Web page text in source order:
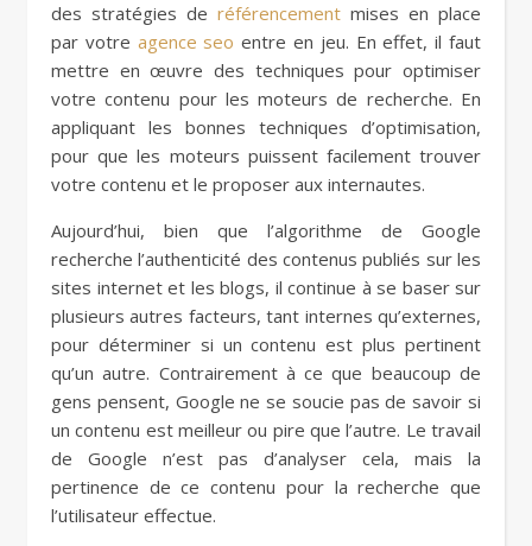
des stratégies de référencement mises en place
par votre agence seo entre en jeu. En effet, il faut
mettre en œuvre des techniques pour optimiser
votre contenu pour les moteurs de recherche. En
appliquant les bonnes techniques d’optimisation,
pour que les moteurs puissent facilement trouver
votre contenu et le proposer aux internautes.
Aujourd’hui, bien que l’algorithme de Google
recherche l’authenticité des contenus publiés sur les
sites internet et les blogs, il continue à se baser sur
plusieurs autres facteurs, tant internes qu’externes,
pour déterminer si un contenu est plus pertinent
qu’un autre. Contrairement à ce que beaucoup de
gens pensent, Google ne se soucie pas de savoir si
un contenu est meilleur ou pire que l’autre. Le travail
de Google n’est pas d’analyser cela, mais la
pertinence de ce contenu pour la recherche que
l’utilisateur effectue.